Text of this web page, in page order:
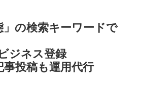
」の検索キーワードで
ジネス登録
投稿も運用代行